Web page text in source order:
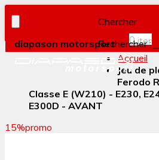
diapason motorsport
Chercher
Rechercher :
0
Accueil
Jeu de
Ferodo
Classe E (W210) - E230,
E300D - AVANT
15%promo